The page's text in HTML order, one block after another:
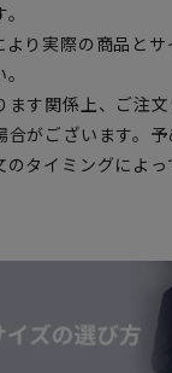
り実際の商品とサ
す関係上、ご注文
がございます。
タイミングによ